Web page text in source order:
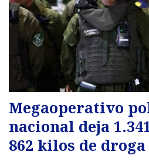
Megaoperativo
nacional deja
862 kilos de